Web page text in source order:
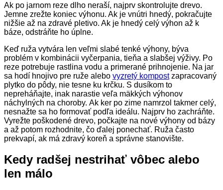
Ak po jarnom reze dlho neraší, najprv skontrolujte drevo.
Jemne zrežte koniec výhonu. Ak je vnútri hnedý, pokračujte
nižšie až na zdravé pletivo. Ak je hnedý celý výhon až k
báze, odstráňte ho úplne.
Keď ruža vytvára len veľmi slabé tenké výhony, býva
problém v kombinácii vyčerpania, tieňa a slabšej výživy. Po
reze potrebuje rastlina vodu a primerané prihnojenie. Na jar
sa hodí hnojivo pre ruže alebo vyzretý kompostzapracovaný
plytko do pôdy, nie tesne ku krčku. S dusíkom to
nepreháňajte, inak narastie veľa mäkkých výhonov
náchylných na choroby. Ak ker po zime namrzol takmer celý,
nesnažte sa ho formovať podľa ideálu. Najprv ho zachráňte.
Vyrežte poškodené drevo, počkajte na nové výhony od bázy
a až potom rozhodnite, čo ďalej ponechať. Ruža často
prekvapí, ak má zdravý koreň a správne stanovište.
Kedy radšej nestrihať vôbec alebo
len málo